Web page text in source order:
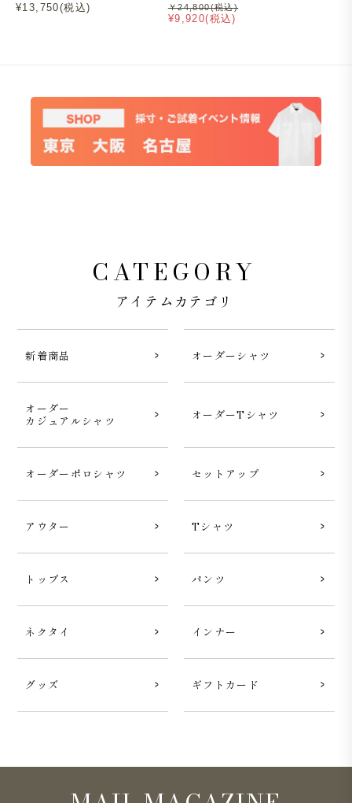
¥13,750(税込)
¥9,920(税込)
￥24,800(税込)
CATEGORY
アイテムカテゴリ
新着商品 オーダーシャツ
オーダー
カジュアルシャツ
オーダーTシャツ
オーダーポロシャツ セットアップ
アウター Tシャツ
トップス パンツ
ネクタイ インナー
グッズ ギフトカード